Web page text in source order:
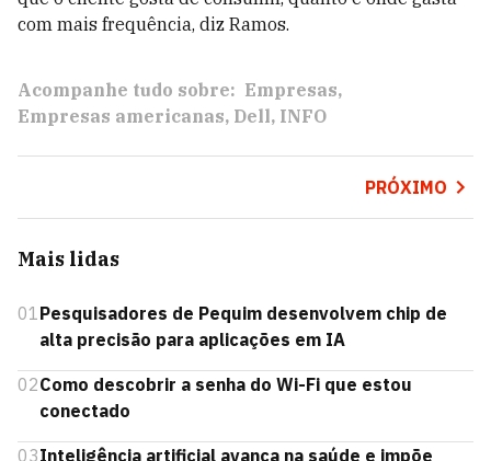
com mais frequência, diz Ramos.
Acompanhe tudo sobre: Empresas
Empresas americanas Dell INFO
PRÓXIMO
Mais lidas
01Pesquisadores de Pequim desenvolvem chip de
alta precisão para aplicações em IA
02Como descobrir a senha do Wi-Fi que estou
conectado
03Inteligência artificial avança na saúde e impõe